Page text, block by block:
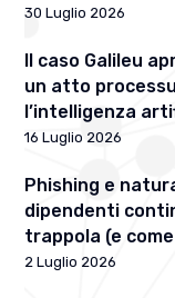
30 Luglio 2026
Il caso Galileu
un atto
l’intelligenza
16 Luglio 2026
Phishing e
dipendenti
trappola (e
2 Luglio 2026